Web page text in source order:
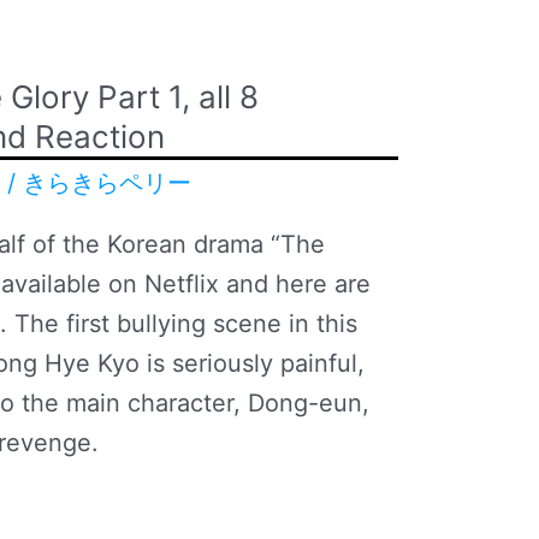
Part 1, all 8
Reaction
/ きらきらペリー
of the Korean drama “The
on Netflix and here are
The first bullying scene in this
Hye Kyo is seriously painful,
the main character, Dong-eun,